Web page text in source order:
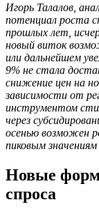
Игорь Талалов,
потенциал роста
прошлых лет,
новый виток
или дальнейшем
9% не стала
снижение цен на
зависимости от
инструментом
через
осенью возможен
пиковым
Новые
спроса